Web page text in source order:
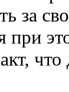
за
при